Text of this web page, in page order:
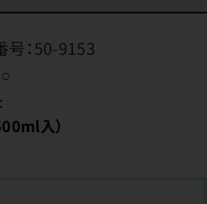
：50-9153
○
入）